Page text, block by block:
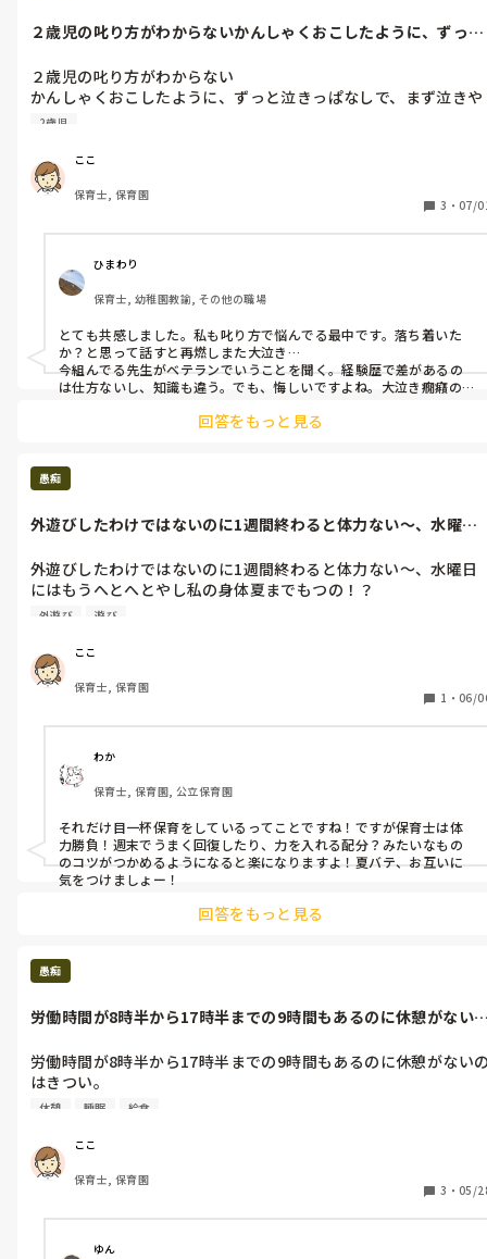
と自分も怒られてる気分
こわくてしかたがない。
ほんとになにもされてないのに、話しかけるのがこわい
２歳児の叱り方がわからないかんしゃくおこしたように、ずっと
２歳児の叱り方がわからない
かんしゃくおこしたように、ずっと泣きっぱなしで、まず泣きや
むようおちつくようにしたり、そこから話を進めようとしても話
ベテランの先生だったらどうにかいうこときく。
それも負けた感じで悔しい
負けたくない！
目的も見失いそう
やってらんない
2歳児
ここ
保育士, 保育園
3 ・ 07/
ひまわり
保育士, 幼稚園教諭, その他の職場
とても共感しました。私も叱り方で悩んでる最中です。落ち着いた
か？と思って話すと再燃しまた大泣き…
今組んでる先生がベテランでいうことを聞く。経験歴で差があるの
は仕方ないし、知識も違う。でも、悔しいですよね。大泣き癇癪の際
というのはいかがでしょう？回答をもっと見る
愚痴
外遊びしたわけではないのに1週間終わると体力ない〜、水曜日
外遊びしたわけではないのに1週間終わると体力ない〜、水曜日
にはもうへとへとやし私の身体夏までもつの！？
これからもっと暑くなるのに、私は何に疲れてるんだろう…
外遊び 遊び
ここ
保育士, 保育園
1 ・ 06/
わか
保育士, 保育園, 公立保育園
それだけ目一杯保育をしているってことですね！ですが保育士は体
力勝負！週末でうまく回復したり、力を入れる配分？みたいなもの
のコツがつかめるようになると楽になりますよ！夏バテ、お互いに
気をつけましょー！
回答をもっと見る
愚痴
労働時間が8時半から17時半までの9時間もあるのに休憩がない
労働時間が8時半から17時半までの9時間もあるのに休憩がない
はきつい。
午睡を見守りながら給食を食べる15分くらいの時間が休憩って言
別室に行ったり、少し仮眠をとったりする時間が欲しい。
休憩 睡眠 給食
ここ
保育士, 保育園
3 ・ 05/
ゆん